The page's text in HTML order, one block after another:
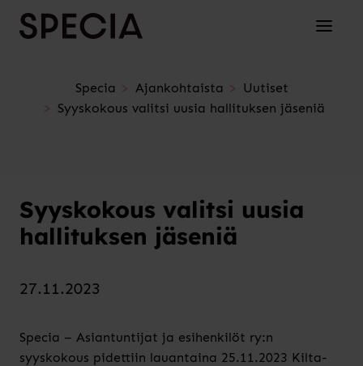
Siirry sisältöön Avaa/
Specia Ajankohtaista
Uutiset
Syyskokous valitsi uusia hallituksen jäseniä
Syyskokous valitsi uusia
hallituksen jäseniä
27.11.2023
Specia – Asiantuntijat ja esihenkilöt ry:n
syyskokous pidettiin lauantaina 25.11.2023 Kilta-